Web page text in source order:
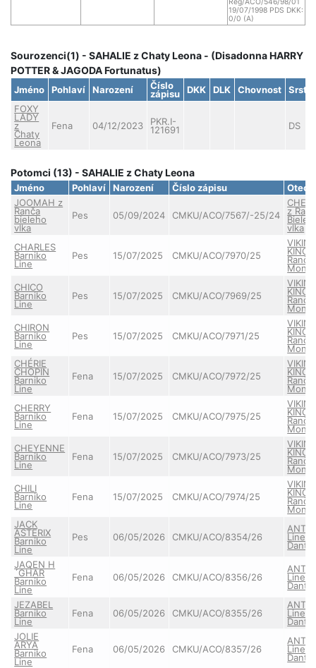
Reg/ACO/546/98/01
19/07/1998 PDS DKK:
0/0 (A)
Sourozenci(1) - SAHALIE z Chaty Leona - (Disadonna HARRY
POTTER & JAGODA Fortunatus)
Jméno Pohlaví Narození Číslo
zápisu DKK DLK Chovnost
Srst
FOXY
LADY
z
Chaty
Leona
Fena 04/12/2023 PKR.I-
121691 DS
Potomci (13) - SAHALIE z Chaty Leona
Jméno Pohlaví Narození Číslo zápisu
Otec
JOOMAH z
Ranča
bieleho
vlka
Pes 05/09/2024 CMKU/ACO/7567/-25/24 z
vlka
CHARLES
Barniko
Line
Pes 15/07/2025 CMKU/ACO/7970/25 KING
Ranče
CHICO
Barniko
Line
Pes 15/07/2025 CMKU/ACO/7969/25 KING
Ranče
CHIRON
Barniko
Line
Pes 15/07/2025 CMKU/ACO/7971/25 KING
Ranče
CHÉRIE
CHOPIN
Barniko
Line
Fena 15/07/2025 CMKU/ACO/7972/25 KING
Ranče
CHERRY
Barniko
Line
Fena 15/07/2025 CMKU/ACO/7975/25 KING
Ranče
CHEYENNE
Barniko
Line
Fena 15/07/2025 CMKU/ACO/7973/25 KING
Ranče
CHILI
Barniko
Line
Fena 15/07/2025 CMKU/ACO/7974/25 KING
Ranče
JACK
ASTERIX
Barniko
Line
Pes 06/05/2026 CMKU/ACO/8354/26
JAQEN H
´GHAR
Barniko
Line
Fena 06/05/2026 CMKU/ACO/8356/26
JEZABEL
Barniko
Line
Fena 06/05/2026 CMKU/ACO/8355/26
JOLIE
ARYA
Barniko
Line
Fena 06/05/2026 CMKU/ACO/8357/26